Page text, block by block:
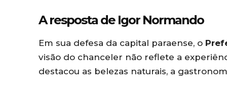
A resposta de Igor Normando
Em sua defesa da capital paraense, o
visão do chanceler não reflete a
destacou as belezas naturais, a